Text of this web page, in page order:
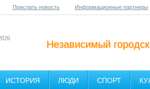
Прислать новость Информационные партнеры
Независимый
ИСТОРИЯ ЛЮДИ СПОРТ